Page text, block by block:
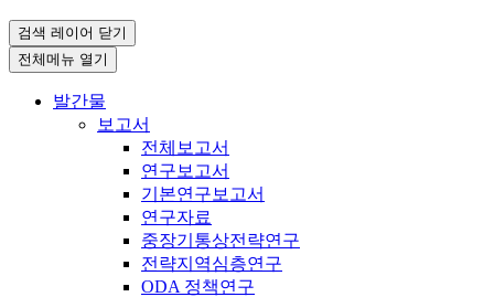
검색 레이어 닫기
전체메뉴 열기
발간물
보고서
전체보고서
연구보고서
기본연구보고서
연구자료
중장기통상전략연구
전략지역심층연구
ODA 정책연구